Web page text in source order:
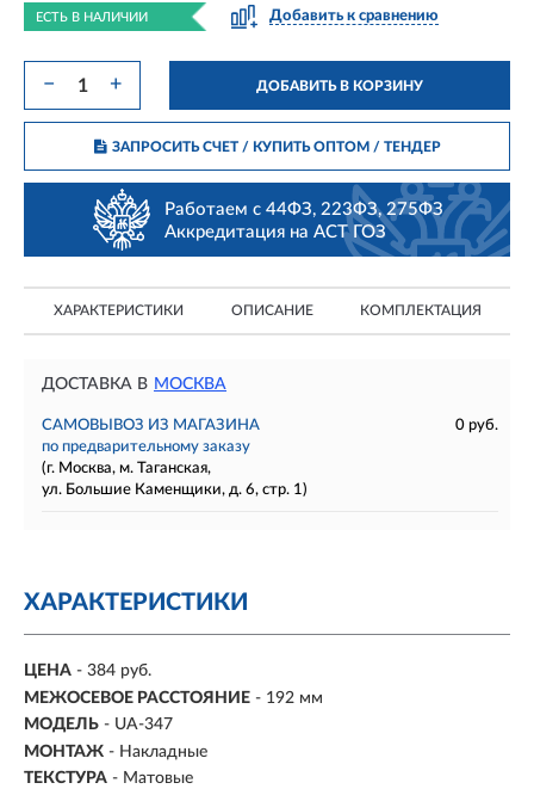
ЕСТЬ В НАЛИЧИИ Добавить к сравнению
− + ДОБАВИТЬ В КОРЗИНУ
ЗАПРОСИТЬ СЧЕТ / КУПИТЬ ОПТОМ/ ТЕНДЕР
Работаем с 44ФЗ, 223ФЗ, 275ФЗ
Аккредитация на АСТ ГОЗ
ХАРАКТЕРИСТИКИ ОПИСАНИЕ КОМПЛЕКТАЦИЯ
ДОСТАВКА В МОСКВА
САМОВЫВОЗ ИЗ МАГАЗИНА
0 руб.
по предварительному заказу
(г. Москва, м. Таганская,
ул. Большие Каменщики, д. 6, стр. 1)
ХАРАКТЕРИСТИКИ
ЦЕНА - 384 руб.
МЕЖОСЕВОЕ РАССТОЯНИЕ - 192 мм
МОДЕЛЬ - UA-347
МОНТАЖ - Накладные
ТЕКСТУРА - Матовые